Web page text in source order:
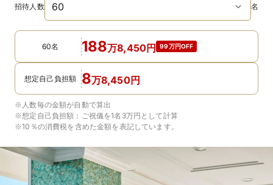
招待人数 名
60名 188万8,450円 99万円OFF
想定自己負担額 8万8,450円
※人数毎の金額が自動で算出
※想定自己負担額： ご祝儀を1名3万円 として計算
※10％の消費税を含めた金額を表記しています。